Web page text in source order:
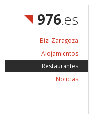
976.es
Bizi Zaragoza
Alojamientos
Restaurantes
Noticias